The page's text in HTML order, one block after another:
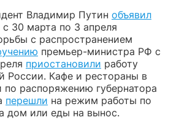
Владимир Путин объявил
30 марта по 3 апреля
с распространением
премьер-министра РФ с
приостановили работу
России. Кафе и рестораны в
по распоряжению губернатора
перешли на режим работы по
дом или еды на вынос.